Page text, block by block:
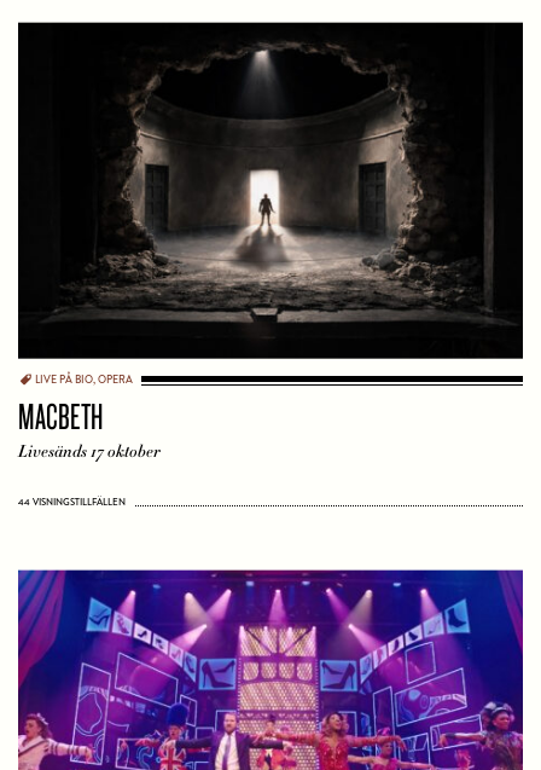
LIVE PÅ BIO,OPERA
MACBETH
Livesänds 17 oktober
44 VISNINGSTILLFÄLLEN